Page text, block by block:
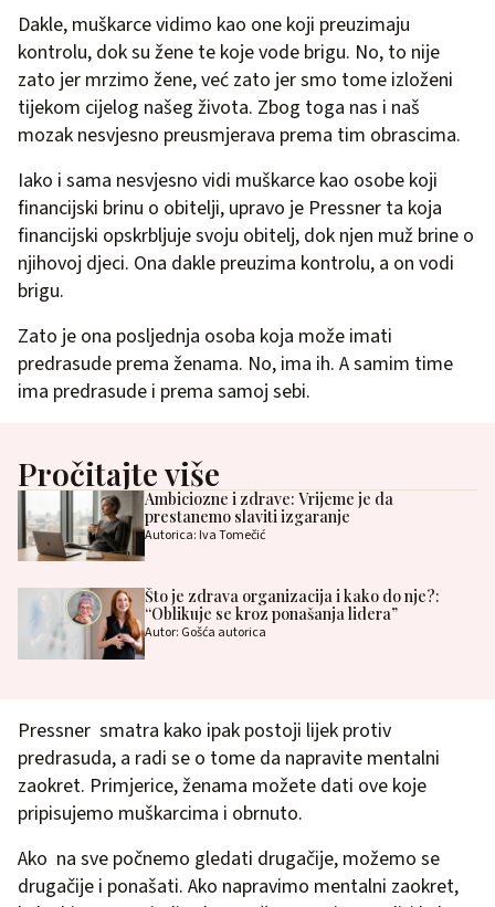
Dakle, muškarce vidimo kao one koji preuzimaju
kontrolu, dok su žene te koje vode brigu. No, to nije
zato jer mrzimo žene, već zato jer smo tome izloženi
tijekom cijelog našeg života. Zbog toga nas i naš
mozak nesvjesno preusmjerava prema tim obrascima.
Iako i sama nesvjesno vidi muškarce kao osobe koji
financijski brinu o obitelji, upravo je Pressner ta koja
financijski opskrbljuje svoju obitelj, dok njen muž brine o
njihovoj djeci. Ona dakle preuzima kontrolu, a on vodi
brigu.
Zato je ona posljednja osoba koja može imati
predrasude prema ženama. No, ima ih. A samim time
ima predrasude i prema samoj sebi.
Pročitajte više
Ambiciozne i zdrave: Vrijeme je da
prestanemo slaviti izgaranje
Autorica: Iva Tomečić
Što je zdrava organizacija i kako do nje?:
“Oblikuje se kroz ponašanja lidera”
Autor: Gošća autorica
Pressner smatra kako ipak postoji lijek protiv
predrasuda, a radi se o tome da napravite mentalni
zaokret. Primjerice, ženama možete dati ove koje
pripisujemo muškarcima i obrnuto.
Ako na sve počnemo gledati drugačije, možemo se
drugačije i ponašati. Ako napravimo mentalni zaokret,